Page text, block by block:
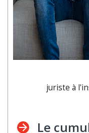
juriste à
Le